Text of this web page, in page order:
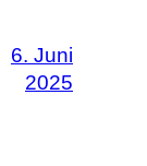
6. Juni
2025